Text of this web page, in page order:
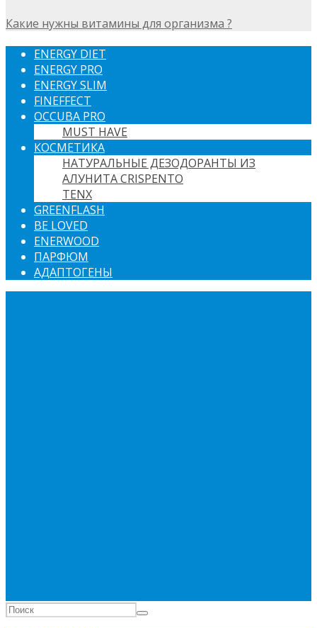
Какие нужны витамины для организма ?
ENERGY DIET
ENERGY PRO
ENERGY SLIM
FINEFFECT
OCCUBA PRO
MUST HAVE
КОСМЕТИКА
НАТУРАЛЬНЫЕ ДЕЗОДОРАНТЫ ИЗ
АЛУНИТА CRISPENTO
TENX
GREENFLASH
BE LOVED
ENERWOOD
ПАРФЮМ
АДАПТОГЕНЫ